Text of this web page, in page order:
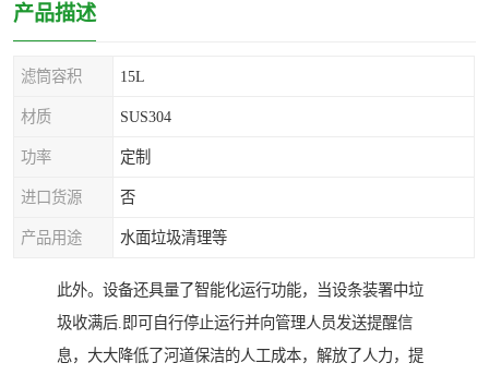
产品描述
滤筒容积 15L
材质 SUS304
功率 定制
进口货源 否
产品用途 水面垃圾清理等
此外。设备还具量了智能化运行功能，当设条装署中垃
圾收满后.即可自行停止运行并向管理人员发送提醒信
息，大大降低了河道保洁的人工成本，解放了人力，提